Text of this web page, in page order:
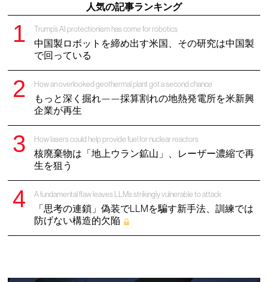
人気の記事ランキング
Trump’s AI protectionism has come for robotics
中国製ロボットを締め出す米国、その研究は中国製
で回っている
How an overlooked geothermal plant got a second chance
もっと深く掘れ——採算割れの地熱発電所を米新興
企業が再生
How lasers could help provide fuel for nuclear reactors
核廃棄物は「地上ウラン鉱山」、レーザー濃縮で再
生を狙う
A fundamental flaw leaves LLMs strikingly vulnerable to attack
「思考の連鎖」偽装でLLMを騙す新手法、訓練では
防げない構造的欠陥